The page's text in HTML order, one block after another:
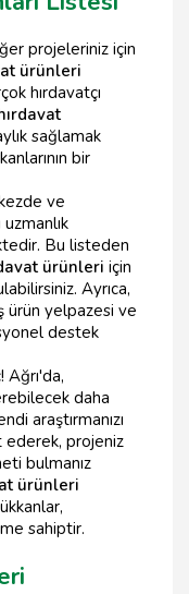
projeleriniz için
ürünleri
hırdavatçı
sağlamak
bir
ve
Bu listeden
ürünleri için
Ayrıca,
ürün yelpazesi ve
destek
Ağrı'da,
daha
araştırmanızı
ederek, projeniz
bulmanız
ürünleri
sahiptir.